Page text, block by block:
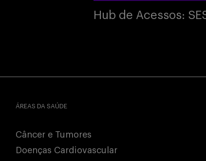
Hub de Acessos:
ÁREAS DA SAÚDE
Câncer e Tumores
Doenças Cardiovascular